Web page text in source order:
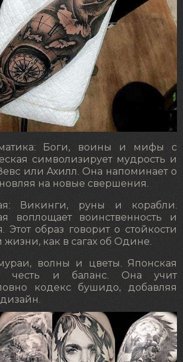
Боги, воины и мифы с
символизирует мудрость и
или Ахилл. Она напоминает о
на новые свершения.
Викинги, руны и корабли.
воплощает воинственность и
Этот образ говорит о стойкости
как в сагах об Одине.
волны и цветы. Японская
честь и баланс. Она учит
кодекс бушидо, добавляя